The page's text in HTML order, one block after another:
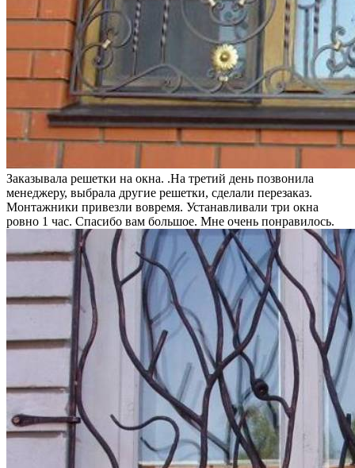
Заказывала решетки на окна. .На третий день позвонила
менеджеру, выбрала другие решетки, сделали перезаказ.
Монтажники привезли вовремя. Устанавливали три окна
ровно 1 час. Спасибо вам большое. Мне очень понравилось.